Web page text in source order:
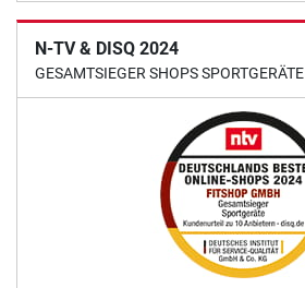
N-TV & DISQ 2024
GESAMTSIEGER SHOPS SPORTGERÄTE